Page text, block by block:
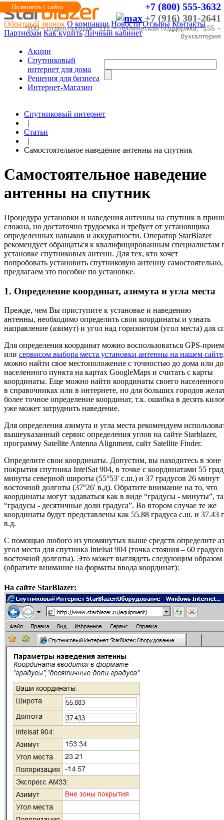
+7 (800) 555-3632
+7 (916) 301-2641
Позвонить с сайта
*100 – отдел продаж, *112 – техническая поддержка, *155 –
бухгалтерия
Обратный звонок О компании Новости Отзывы Контакты
Партнерам Как купить Личный кабинет
Акции
Cпутниковый
интернет для дома
Решения для бизнеса
Интернет-Магазин
Спутниковый интернет
|
Статьи
|
Самостоятельное наведение антенны на спутник
Самостоятельное наведение
антенны на спутник
Процедура установки и наведения антенны на спутник в
сложна, но достаточно трудоемка и требует от установщика
определенных навыков и аккуратности. Оператор StarBlazer
рекомендует обращаться к квалифицированным специалистам
установке спутниковых антенн. Для тех, кто хочет
попробовать установить спутниковую антенну
предлагаем это пособие по установке.
1. Определение координат, азимута и угла места
Прежде, чем Вы приступите к установке и наведению
антенны, необходимо определить свои координаты и узнать
направление (азимут) и угол над горизонтом (угол места) для
Для определения координат можно воспользоваться GPS-
или сервисом выбора места установки антенны на нашем сайте
можно найти свое местоположение с точностью до дома или до
населенного пункта на картах GoogleMaps и считать с карты
координаты. Еще можно найти координаты своего
в справочниках или в интернете, но для больших городов
более точное определение координат, т.к. ошибка в десять
уже может затруднить наведение.
Для определения азимута и угла места рекомендуем
вышеуказанный сервис определения углов на сайте Starblazer,
программу Satellite Antenna Alignment, сайт Satellite Finder.
Определите свои координаты. Допустим, вы находитесь в зоне
покрытия спутника IntelSat 904, в точке с координатами 55
минуты северной широты (55°53' с.ш.) и 37 градусов 26 минут
восточной долготы (37°26' в.д). Обратите внимание на то, что
координаты могут задаваться как в виде “градусы - минуты”,
“градусы - десятичные доли градуса”. Во втором случае те же
координаты будут представлены как 55.88 градуса с.ш. и 37.43
в.д.
С помощью любого из упомянутых выше средств определите
угол места для спутника Intelsat 904 (точка стояния – 60
восточной долготы). Это может выглядеть следующим образом
(обратите внимание на форматы ввода координат):
На сайте StarBlazer: